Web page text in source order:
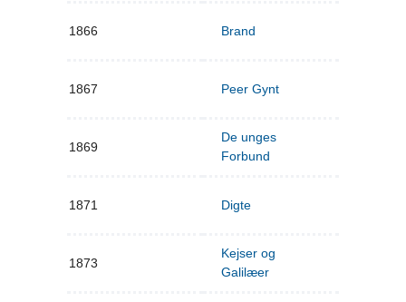
1866 Brand
1867 Peer Gynt
1869
De unges
Forbund
1871 Digte
1873
Kejser og
Galilæer